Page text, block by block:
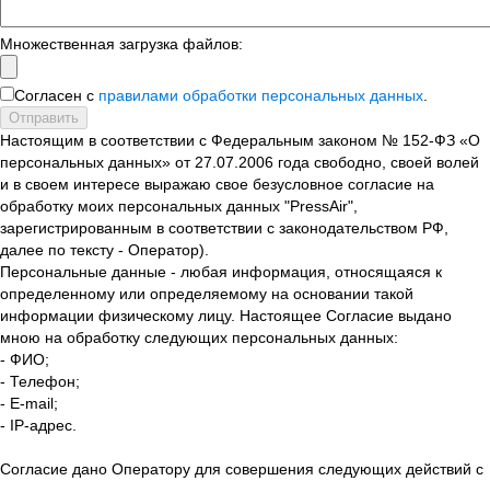
Множественная загрузка файлов:
Согласен с правилами обработки персональных данных
Отправить
Настоящим в соответствии с Федеральным законом № 152-ФЗ «О
персональных данных» от 27.07.2006 года свободно, своей волей
и в своем интересе выражаю свое безусловное согласие на
обработку моих персональных данных "PressAir",
зарегистрированным в соответствии с законодательством РФ,
далее по тексту - Оператор).
Персональные данные - любая информация, относящаяся к
определенному или определяемому на основании такой
информации физическому лицу. Настоящее Согласие выдано
мною на обработку следующих персональных данных:
- ФИО;
- Телефон;
- E-mail;
- IP-адрес.
Согласие дано Оператору для совершения следующих действий с